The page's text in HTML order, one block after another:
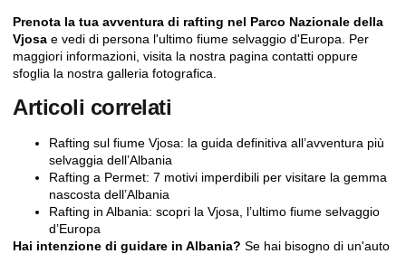
Prenota la tua avventura di rafting nel Parco Nazionale della
Vjosa e vedi di persona l'ultimo fiume selvaggio d'Europa. Per
maggiori informazioni, visita la nostra pagina contatti oppure
sfoglia la nostra galleria fotografica
Articoli correlati
Rafting sul fiume Vjosa: la guida definitiva all’avventura più
selvaggia dell’Albania
Rafting a Permet: 7 motivi imperdibili per visitare la gemma
nascosta dell’Albania
Rafting in Albania: scopri la Vjosa, l’ultimo fiume selvaggio
d’Europa
Hai intenzione di guidare in Albania? Se hai bisogno di un'auto